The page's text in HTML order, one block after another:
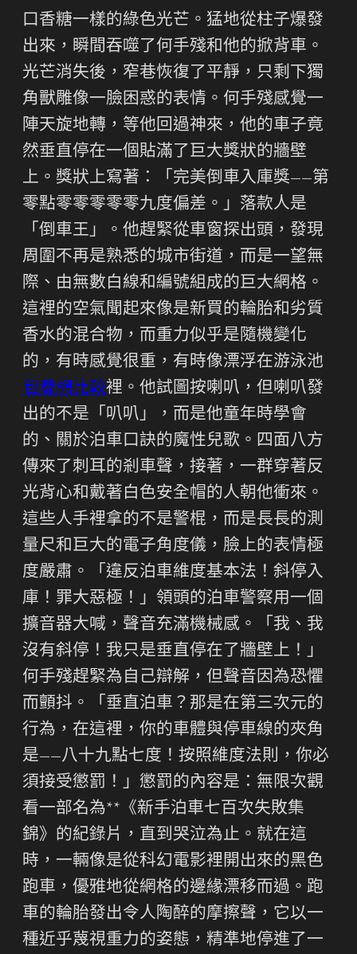
口香糖一樣的綠色光芒。猛地從柱子爆發
出來，瞬間吞噬了何手殘和他的掀背車。
光芒消失後，窄巷恢復了平靜，只剩下獨
角獸雕像一臉困惑的表情。何手殘感覺一
陣天旋地轉，等他回過神來，他的車子竟
然垂直停在一個貼滿了巨大獎狀的牆壁
上。獎狀上寫著：「完美倒車入庫獎——第
零點零零零零零九度偏差。」落款人是
「倒車王」。他趕緊從車窗探出頭，發現
周圍不再是熟悉的城市街道，而是一望無
際、由無數白線和編號組成的巨大網格。
這裡的空氣聞起來像是新買的輪胎和劣質
香水的混合物，而重力似乎是隨機變化
的，有時感覺很重，有時像漂浮在游泳池
包養網比較裡。他試圖按喇叭，但喇叭發
出的不是「叭叭」，而是他童年時學會
的、關於泊車口訣的魔性兒歌。四面八方
傳來了刺耳的剎車聲，接著，一群穿著反
光背心和戴著白色安全帽的人朝他衝來。
這些人手裡拿的不是警棍，而是長長的測
量尺和巨大的電子角度儀，臉上的表情極
度嚴肅。「違反泊車維度基本法！斜停入
庫！罪大惡極！」領頭的泊車警察用一個
擴音器大喊，聲音充滿機械感。「我、我
沒有斜停！我只是垂直停在了牆壁上！」
何手殘趕緊為自己辯解，但聲音因為恐懼
而顫抖。「垂直泊車？那是在第三次元的
行為，在這裡，你的車體與停車線的夾角
是——八十九點七度！按照維度法則，你必
須接受懲罰！」懲罰的內容是：無限次觀
看一部名為**《新手泊車七百次失敗集
錦》的紀錄片，直到哭泣為止。就在這
時，一輛像是從科幻電影裡開出來的黑色
跑車，優雅地從網格的邊緣漂移而過。跑
車的輪胎發出令人陶醉的摩擦聲，它以一
種近乎蔑視重力的姿態，精準地停進了一